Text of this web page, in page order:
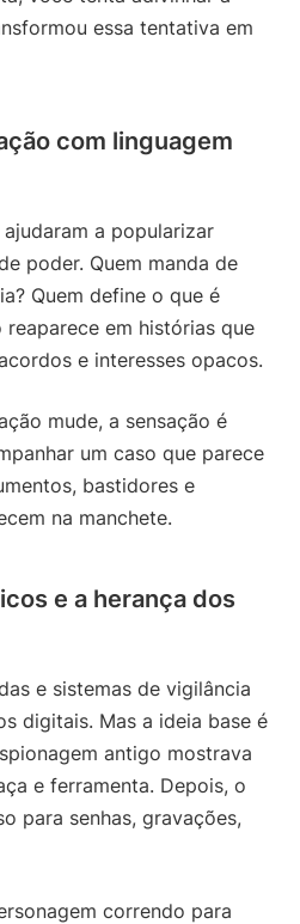
essa tentativa em
com linguagem
a popularizar
poder. Quem manda de
Quem define o que é
reaparece em histórias que
e interesses opacos.
mude, a sensação é
um caso que parece
bastidores e
na manchete.
e a herança dos
e sistemas de vigilância
digitais. Mas a ideia base é
antigo mostrava
e ferramenta. Depois, o
para senhas, gravações,
correndo para